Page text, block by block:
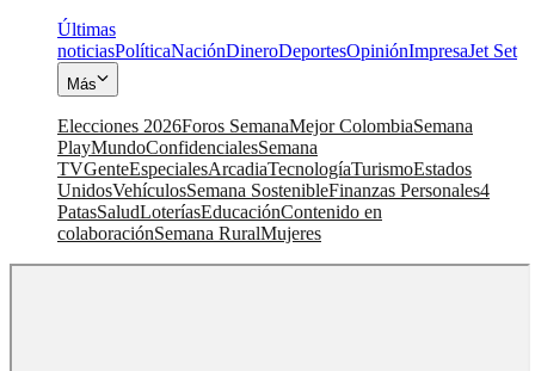
Últimas
noticiasPolíticaNaciónDineroDeportesOpiniónImpresaJet Set
Más
Elecciones 2026Foros SemanaMejor ColombiaSemana
PlayMundoConfidencialesSemana
TVGenteEspecialesArcadiaTecnologíaTurismoEstados
UnidosVehículosSemana SostenibleFinanzas Personales4
PatasSaludLoteríasEducaciónContenido en
colaboraciónSemana RuralMujeres